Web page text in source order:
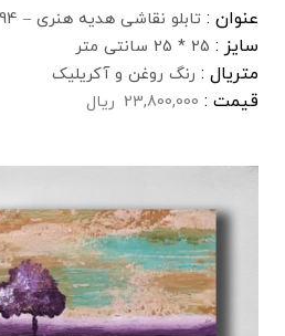
عنوان : تابلو نقاشی هدیه هنری – G0394
سایز : 25 * 25 سانتی متر
متریال : رنگ روغن و آکریلیک
قیمت : 23,800,000 ریال